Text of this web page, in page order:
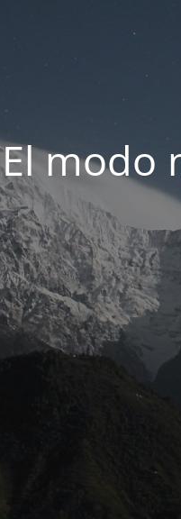
El modo